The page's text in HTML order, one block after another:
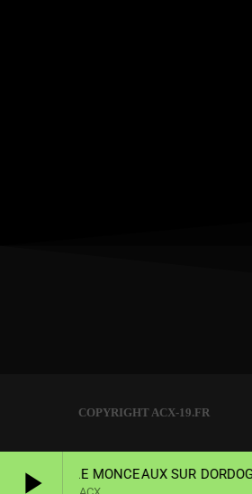
play_arrow
LOCALE MONCEAUX SUR DORDOGNE
COPYRIGHT ACX-19.FR